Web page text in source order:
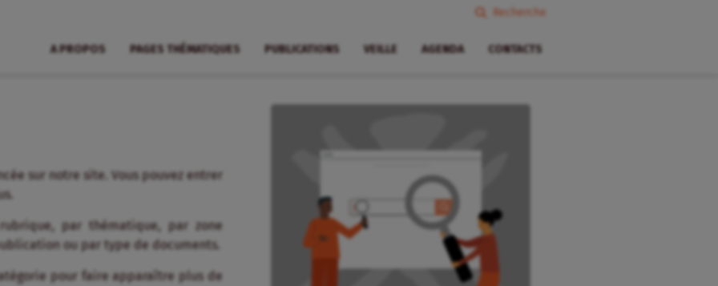
Recherche
A PROPOS PAGES THÉMATIQUES PUBLICATIONS VEILLE AGENDA CONTACTS
sur notre site. Vous pouvez entrer
par thématique, par zone
ou par type de documents.
pour faire apparaître plus de